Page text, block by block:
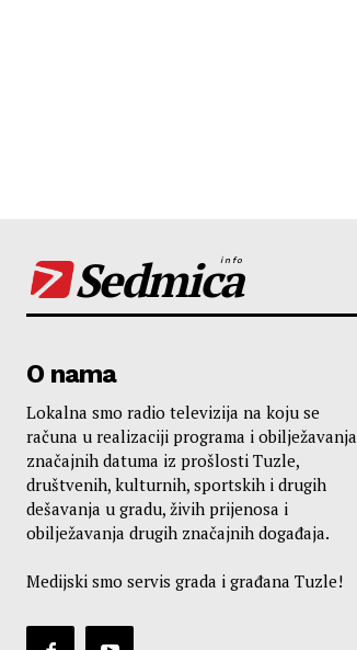
Sedmica
info
O nama
Lokalna smo radio televizija na koju se
računa u realizaciji programa i obilježavanja
značajnih datuma iz prošlosti Tuzle,
društvenih, kulturnih, sportskih i drugih
dešavanja u gradu, živih prijenosa i
obilježavanja drugih značajnih događaja.
Medijski smo servis grada i građana Tuzle!